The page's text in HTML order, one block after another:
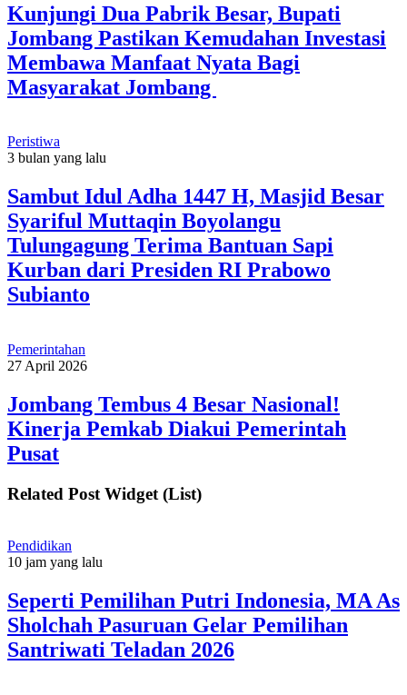
Kunjungi Dua Pabrik Besar, Bupati
Jombang Pastikan Kemudahan Investasi
Membawa Manfaat Nyata Bagi
Masyarakat Jombang
Peristiwa
3 bulan yang lalu
Sambut Idul Adha 1447 H, Masjid Besar
Syariful Muttaqin Boyolangu
Tulungagung Terima Bantuan Sapi
Kurban dari Presiden RI Prabowo
Subianto
Pemerintahan
27 April 2026
Jombang Tembus 4 Besar Nasional!
Kinerja Pemkab Diakui Pemerintah
Pusat
Related Post Widget (List)
Pendidikan
10 jam yang lalu
Seperti Pemilihan Putri Indonesia, MA As
Sholchah Pasuruan Gelar Pemilihan
Santriwati Teladan 2026